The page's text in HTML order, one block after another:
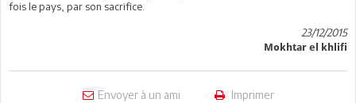
fois le pays, par son sacrifice.
23/12/2015
Mokhtar el khlifi
Envoyer à un ami Imprimer